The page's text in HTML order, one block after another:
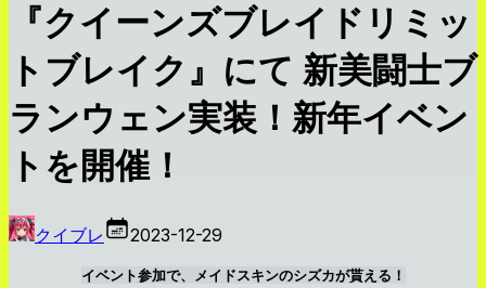
『クイーンズブレイドリミッ
トブレイク』にて 新美闘士ブ
ランウェン実装！新年イベン
トを開催！
クイブレ 2023-12-29
イベント参加で、メイドスキンのシズカが貰える！